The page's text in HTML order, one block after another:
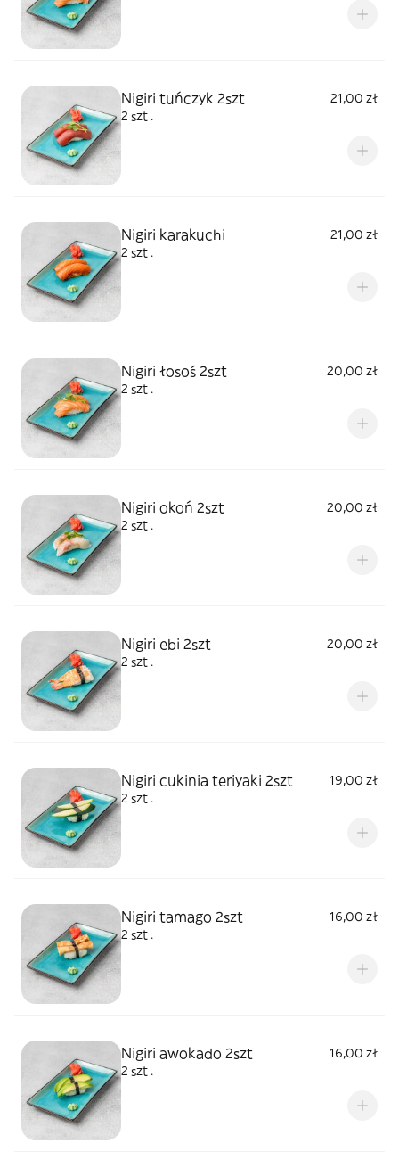
Nigiri tuńczyk 2szt
21,00 zł
2 szt .
Nigiri karakuchi
21,00 zł
2 szt .
Nigiri łosoś 2szt
20,00 zł
2 szt .
Nigiri okoń 2szt
20,00 zł
2 szt .
Nigiri ebi 2szt
20,00 zł
2 szt .
Nigiri cukinia teriyaki 2szt
19,00 zł
2 szt .
Nigiri tamago 2szt
16,00 zł
2 szt .
Nigiri awokado 2szt
16,00 zł
2 szt .